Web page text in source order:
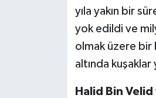
yıla yakın bir
yok edildi ve
olmak üzere bir
altında
Halid Bin